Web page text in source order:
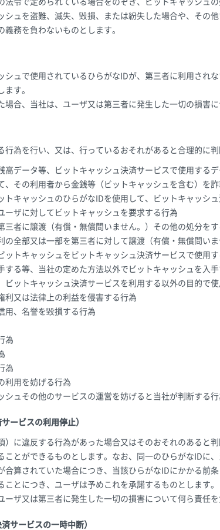
法令で定められている場合をのぞき、ビットキャッシュ
シュを盗難、滅失、毀損、または紛失した場合や、その
務を負わないものとします。
シュで使用されているひらがなIDが、第三者に利用され
ます。
場合、当社は、ユーザ又は第三者に発生した一切の損害
行為を行い、又は、行っているおそれがあると合理的に
高データ等、ビットキャッシュ決済サービスで使用する
、その利用者から金銭等（ビットキャッシュを含む）を
トキャッシュのひらがなIDを使用して、ビットキャッシ
ーザに対してビットキャッシュを要求する行為
三者に譲渡（有償・無償問いません。）その他の処分を
の全部又は一部を第三者に対して譲渡（有償・無償問い
ットキャッシュをビットキャッシュ決済サービスで使用
する等、当社の定めた方法以外でビットキャッシュを入
ビットキャッシュ決済サービスを利用する以外の目的で
利又は法律上の利益を侵害する行為
用、名誉を毀損する行為
為
為
利用を妨げる行為
シュその他のサービスの運営を妨げると当社が判断する行
ービスの利用停止）
）に違反する行為があった場合又はそのおそれのあると
ことができるものとします。なお、同一のひらがなIDに
合算されていた場合につき、当該ひらがなIDにかかる前
ことにつき、ユーザは予めこれを承諾するものとします。
ーザ又は第三者に発生した一切の損害について何ら責任を
サービスの一時中断）